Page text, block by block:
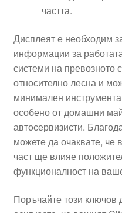
частта.
Дисплеят е необходим
информации за
системи на превозното
относително лесна и
минимален
особено от домашни
автосервизисти.
можете да очаквате, че
част ще влияе
функционалност на
Поръчайте този